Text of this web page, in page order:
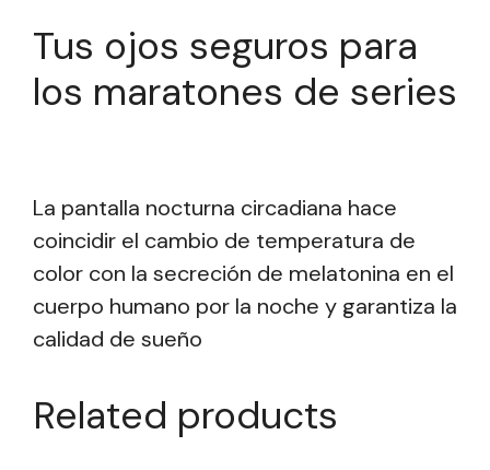
Tus ojos seguros para
los maratones de series
La pantalla nocturna circadiana hace
coincidir el cambio de temperatura de
color con la secreción de melatonina en el
cuerpo humano por la noche y garantiza la
calidad de sueño
Related products